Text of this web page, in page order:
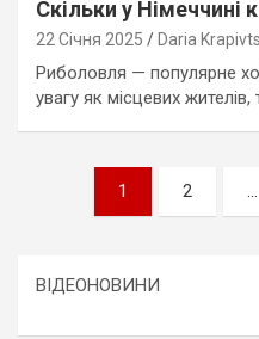
Скільки у Німеччині
22 Січня 2025 Daria
Риболовля — популярне
увагу як місцевих жителів,
Пагінація
записів
1 2 …
ВІДЕОНОВИНИ